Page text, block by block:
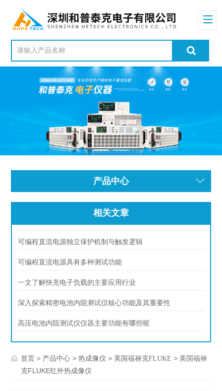
产品中心
相关文章
可编程直流电源独立保护机制与触发逻辑
可编程直流电源具有多种测试功能
一文了解快充电子负载的主要应用行业
深入探索精密电池内阻测试仪核心功能及其重要性
高压电池内阻测试仪仪器主要功能有哪些呢
首页 > 产品中心 >热成像仪 > 美国福禄克FLUKE > 美国福禄
克FLUKE红外热成像仪